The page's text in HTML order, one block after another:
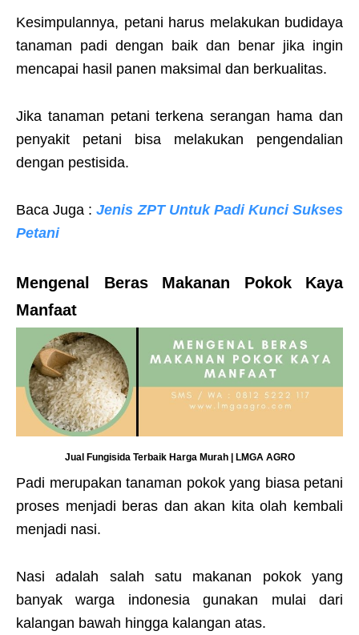
Kesimpulannya, petani harus melakukan budidaya
tanaman padi dengan baik dan benar jika ingin
mencapai hasil panen maksimal dan berkualitas.
Jika tanaman petani terkena serangan hama dan
penyakit petani bisa melakukan pengendalian
dengan pestisida.
Baca Juga :Jenis ZPT Untuk Padi Kunci Sukses
Petani
Mengenal Beras Makanan Pokok Kaya
Manfaat
Jual Fungisida Terbaik Harga Murah | LMGA AGRO
Padi merupakan tanaman pokok yang biasa petani
proses menjadi beras dan akan kita olah kembali
menjadi nasi.
Nasi adalah salah satu makanan pokok yang
banyak warga indonesia gunakan mulai dari
kalangan bawah hingga kalangan atas.